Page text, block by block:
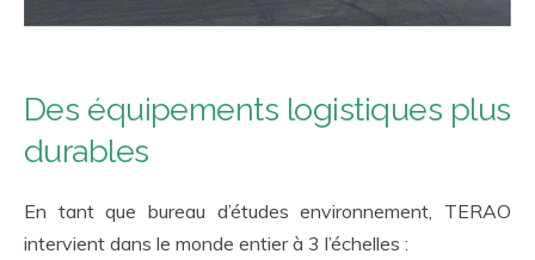
Des équipements logistiques plus
durables
En tant que bureau d’études environnement, TERAO
intervient dans le monde entier à 3 l’échelles :